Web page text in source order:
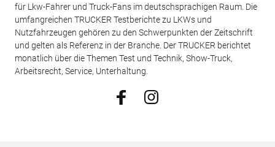
für Lkw-Fahrer und Truck-Fans im deutschsprachigen Raum. Die
umfangreichen TRUCKER Testberichte zu LKWs und
Nutzfahrzeugen gehören zu den Schwerpunkten der Zeitschrift
und gelten als Referenz in der Branche. Der TRUCKER berichtet
monatlich über die Themen Test und Technik, Show-Truck,
Arbeitsrecht, Service, Unterhaltung.